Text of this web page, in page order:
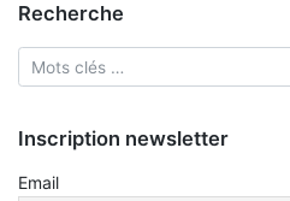
Recherche
Inscription newsletter
Email